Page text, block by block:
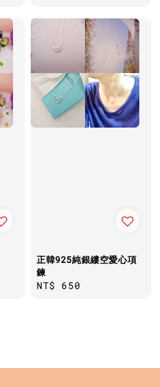
正韓925純銀縷空愛心項
鍊
Regular
NT$ 650